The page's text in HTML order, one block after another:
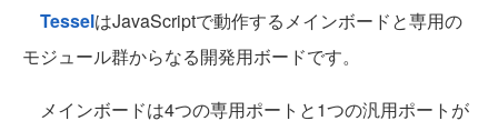
TesselはJavaScriptで動作するメインボードと専用の
モジュール群からなる開発用ボードです。
メインボードは4つの専用ポートと1つの汎用ポートが